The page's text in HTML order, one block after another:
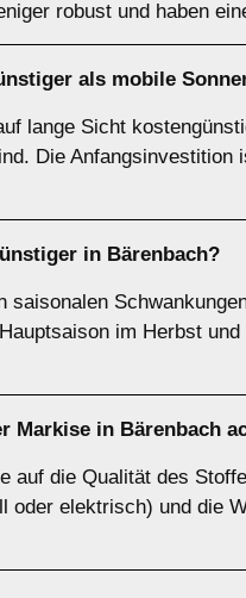
robust und haben
als mobile
lange Sicht
Die
in Bärenbach?
saisonalen
im Herbst
Markise in Bärenbach
auf die Qualität des
oder elektrisch) und die